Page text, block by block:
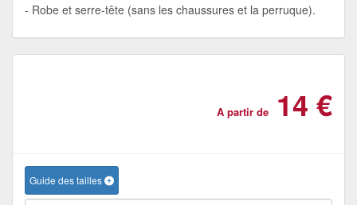
Robe et serre-tête (sans les chaussures et la perruque).
A partir de 14 €
Guide des tailles